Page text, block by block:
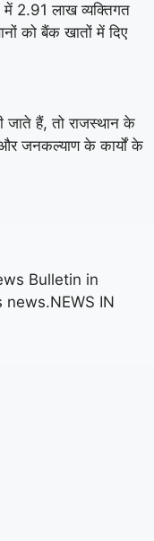
में 2.91 लाख व्यक्तिगत
को बैंक खातों में दिए
जाते हैं, तो राजस्थान के
और जनकल्याण के कार्यों के
Bulletin in
IN